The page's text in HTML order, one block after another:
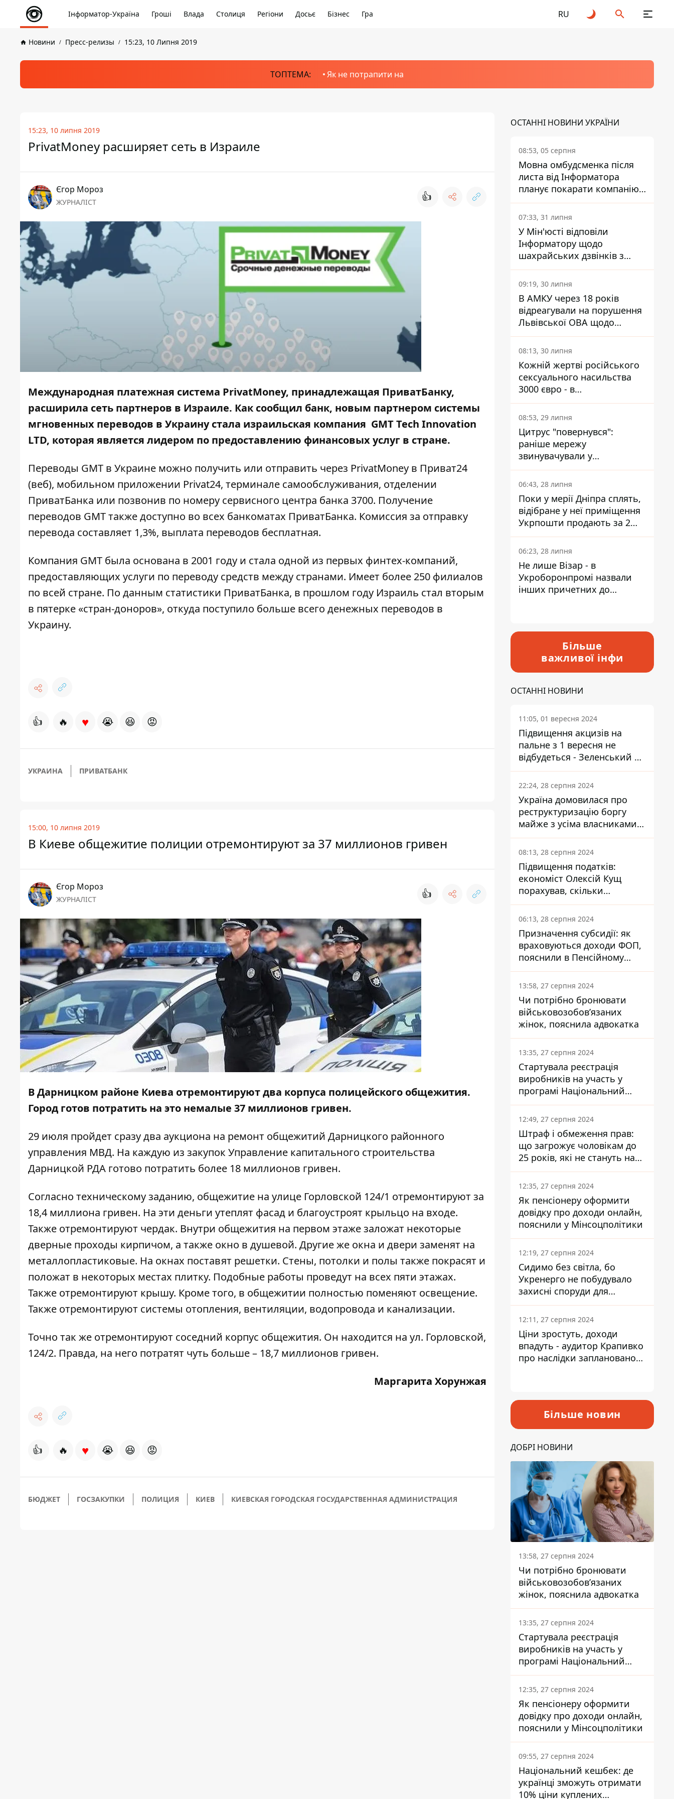
Інформатор-Україна Гроші Влада Столиця Регіони Досьє Бізнес Гра RU
Новини Пресс-релизы 15:23, 10 Липня 2019
ТОПТЕМА: Як не потрапити на
15:23, 10 липня 2019
PrivatМoney расширяет сеть в Израиле
Єгор Мороз
ЖУРНАЛІСТ 👍
Международная платежная система PrivatМoney, принадлежащая ПриватБанку,
расширила сеть партнеров в Израиле. Как сообщил банк, новым партнером системы
мгновенных переводов в Украину стала израильская компания GMT Tech Innovation
LTD, которая является лидером по предоставлению финансовых услуг в стране.
Переводы GMT в Украине можно получить или отправить через PrivatMoney в Приват24
(веб), мобильном приложении Privat24, терминале самообслуживания, отделении
ПриватБанка или позвонив по номеру сервисного центра банка 3700. Получение
переводов GMT также доступно во всех банкоматах ПриватБанка. Комиссия за отправку
перевода составляет 1,3%, выплата переводов бесплатная.
Компания GMT была основана в 2001 году и стала одной из первых финтех-компаний,
предоставляющих услуги по переводу средств между странами. Имеет более 250 филиалов
по всей стране. По данным статистики ПриватБанка, в прошлом году Израиль стал вторым
в пятерке «стран-доноров», откуда поступило больше всего денежных переводов в
Украину.
👍 🔥 ♥ 😭 😆 😡
УКРАИНА ПРИВАТБАНК
15:00, 10 липня 2019
В Киеве общежитие полиции отремонтируют за 37 миллионов гривен
Єгор Мороз
ЖУРНАЛІСТ 👍
В Дарницком районе Киева отремонтируют два корпуса полицейского общежития.
Город готов потратить на это немалые 37 миллионов гривен.
29 июля пройдет сразу два аукциона на ремонт общежитий Дарницкого районного
управления МВД. На каждую из закупок Управление капитального строительства
Дарницкой РДА готово потратить более 18 миллионов гривен.
Согласно техническому заданию, общежитие на улице Горловской 124/1 отремонтируют за
18,4 миллиона гривен. На эти деньги утеплят фасад и благоустроят крыльцо на входе.
Также отремонтируют чердак. Внутри общежития на первом этаже заложат некоторые
дверные проходы кирпичом, а также окно в душевой. Другие же окна и двери заменят на
металлопластиковые. На окнах поставят решетки. Стены, потолки и полы также покрасят и
положат в некоторых местах плитку. Подобные работы проведут на всех пяти этажах.
Также отремонтируют крышу. Кроме того, в общежитии полностью поменяют освещение.
Также отремонтируют системы отопления, вентиляции, водопровода и канализации.
Точно так же отремонтируют соседний корпус общежития. Он находится на ул. Горловской,
124/2. Правда, на него потратят чуть больше – 18,7 миллионов гривен.
Маргарита Хорунжая
👍 🔥 ♥ 😭 😆 😡
БЮДЖЕТ ГОСЗАКУПКИ ПОЛИЦИЯ КИЕВ КИЕВСКАЯ ГОРОДСКАЯ ГОСУДАРСТВЕННАЯ АДМИНИСТРАЦИЯ
ОСТАННІ НОВИНИ УКРАЇНИ
08:53, 05 серпня
Мовна омбудсменка після
листа від Інформатора
планує покарати компанію-
підрядника ПриватБанку
07:33, 31 липня
У Мін'юсті відповіли
Інформатору щодо
шахрайських дзвінків з
камери Сумського СІЗО так,
що ніхто нічого не зрозумів
09:19, 30 липня
В АМКУ через 18 років
відреагували на порушення
Львівської ОВА щодо
харчування у закладах
освіти
08:13, 30 липня
Кожній жертві російського
сексуального насильства
3000 євро - в
Мінсоцполітики пояснили
Інформатору, звідки на це
гроші
08:53, 29 липня
Цитрус "повернувся":
раніше мережу
звинувачували у
контрабанді техніки та
ухиленні від сплати
податків
06:43, 28 липня
Поки у мерії Дніпра сплять,
відібране у неї приміщення
Укрпошти продають за 2
мільйони
06:23, 28 липня
Не лише Візар - в
Укроборонпромі назвали
інших причетних до
Більше
важливої інфи
ОСТАННІ НОВИНИ
11:05, 01 вересня 2024
Підвищення акцизів на
пальне з 1 вересня не
відбудеться - Зеленський не
підписав закон
22:24, 28 серпня 2024
Україна домовилася про
реструктуризацію боргу
майже з усіма власниками
єврооблігацій: що це
означає для країни
08:13, 28 серпня 2024
Підвищення податків:
економіст Олексій Кущ
порахував, скільки
заплатить кожен українець
06:13, 28 серпня 2024
Призначення субсидії: як
враховуються доходи ФОП,
пояснили в Пенсійному
фонді
13:58, 27 серпня 2024
Чи потрібно бронювати
військовозобов’язаних
жінок, пояснила адвокатка
13:35, 27 серпня 2024
Стартувала реєстрація
виробників на участь у
програмі Національний
кешбек: як це зробити
через портал Дія
12:49, 27 серпня 2024
Штраф і обмеження прав:
що загрожує чоловікам до
25 років, які не стануть на
військовий облік
12:35, 27 серпня 2024
Як пенсіонеру оформити
довідку про доходи онлайн,
пояснили у Мінсоцполітики
12:19, 27 серпня 2024
Сидимо без світла, бо
Укренерго не побудувало
захисні споруди для
енергетики - нардеп
Кучеренко
12:11, 27 серпня 2024
Ціни зростуть, доходи
впадуть - аудитор Крапивко
про наслідки запланованого
Більше новин
ДОБРІ НОВИНИ
13:58, 27 серпня 2024
Чи потрібно бронювати
військовозобов’язаних
жінок, пояснила адвокатка
13:35, 27 серпня 2024
Стартувала реєстрація
виробників на участь у
програмі Національний
кешбек: як це зробити
через портал Дія
12:35, 27 серпня 2024
Як пенсіонеру оформити
довідку про доходи онлайн,
пояснили у Мінсоцполітики
09:55, 27 серпня 2024
Національний кешбек: де
українці зможуть отримати
10% ціни куплених